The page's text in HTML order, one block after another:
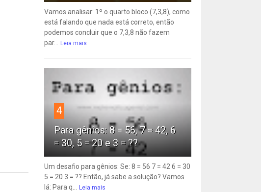
Vamos analisar: 1º o quarto bloco (7,3,8), como
está falando que nada está correto, então
podemos concluir que o 7,3,8 não fazem
par...
Leia mais
4
Para gênios: 8 = 56, 7 = 42, 6
= 30, 5 = 20 e 3 = ??
Um desafio para gênios: Se: 8 = 56 7 = 42 6 = 30
5 = 20 3 = ?? Então, já sabe a solução? Vamos
lá: Para q...
Leia mais